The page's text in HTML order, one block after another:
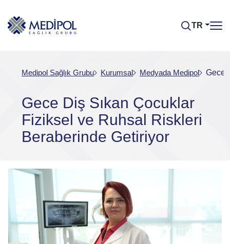
TR
Medipol Sağlık Grubu Kurumsal Medyada Medipol Gece
Gece Diş Sıkan Çocuklar
Fiziksel ve Ruhsal Riskleri
Beraberinde Getiriyor